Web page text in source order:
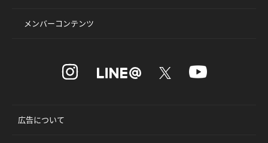
メンバーコンテンツ
広告について